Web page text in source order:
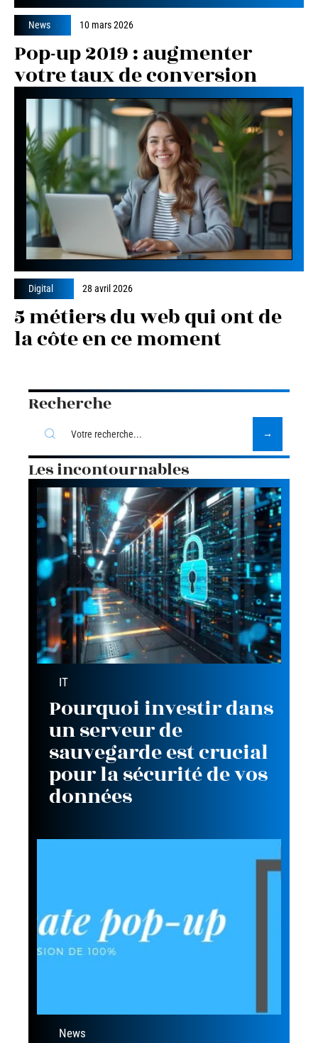
News 10 mars 2026
Pop-up 2019 : augmenter
votre taux de conversion
Digital 28 avril 2026
5 métiers du web qui ont de
la côte en ce moment
Recherche
Les incontournables
IT
Pourquoi investir dans
un serveur de
sauvegarde est crucial
pour la sécurité de vos
données
News